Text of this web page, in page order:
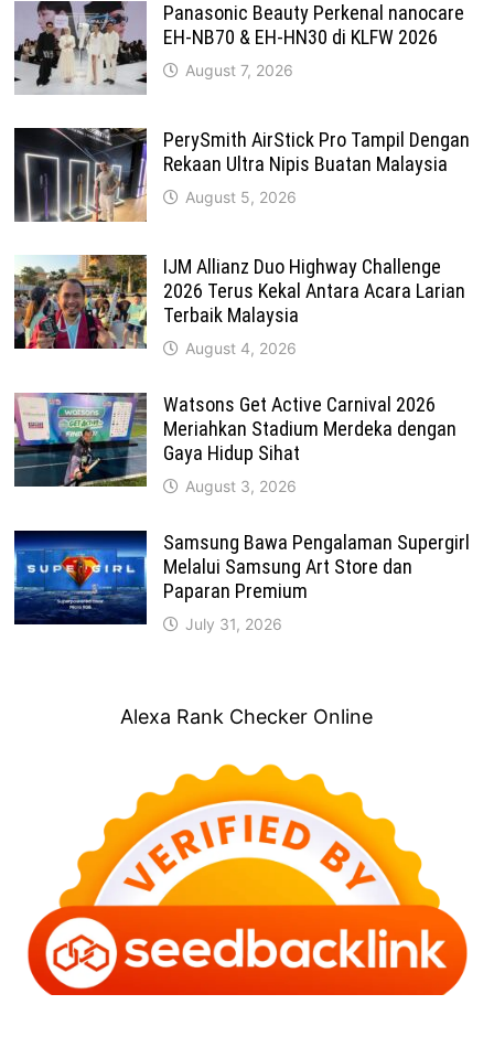
Panasonic Beauty Perkenal nanocare
EH-NB70 & EH-HN30 di KLFW 2026
August 7, 2026
PerySmith AirStick Pro Tampil Dengan
Rekaan Ultra Nipis Buatan Malaysia
August 5, 2026
IJM Allianz Duo Highway Challenge
2026 Terus Kekal Antara Acara Larian
Terbaik Malaysia
August 4, 2026
Watsons Get Active Carnival 2026
Meriahkan Stadium Merdeka dengan
Gaya Hidup Sihat
August 3, 2026
Samsung Bawa Pengalaman Supergirl
Melalui Samsung Art Store dan
Paparan Premium
July 31, 2026
Alexa Rank Checker Online